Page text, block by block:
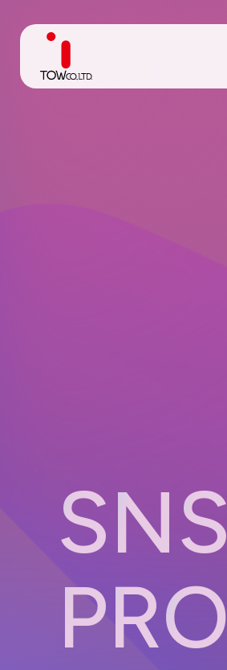
SNS
PRO